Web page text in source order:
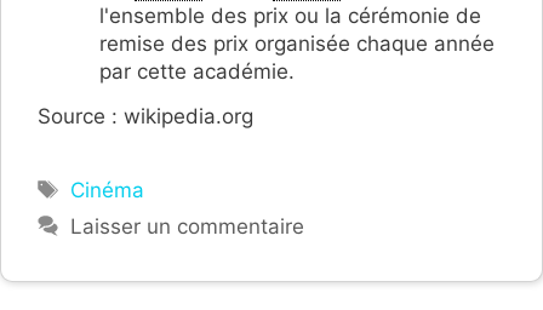
l'ensemble des prix ou la cérémonie de
remise des prix organisée chaque année
par cette académie.
Source : wikipedia.org
Étiquettes
Cinéma
Laisser un commentaire